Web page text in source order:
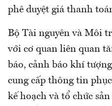
phê duyệt giá thanh
Bộ Tài nguyên và Môi
với cơ quan liên quan
báo, cảnh báo khí
cung cấp thông tin
kế hoạch và tổ chức